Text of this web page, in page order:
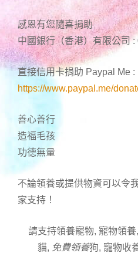
感恩有您隨喜捐助
中國銀行（香港）有限公司
直接信用卡捐助 Paypal Me :
https://www.paypal.me/
善心善行
造福毛孩
功德無量
不論領養或提供物資可以令
家支持！
請支持領養寵物, 寵物領
貓, 免費領養狗, 寵物收